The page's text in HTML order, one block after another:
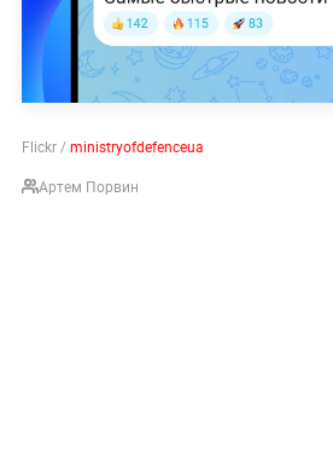
Flickr /ministryofdefenceua
Артем Порвин